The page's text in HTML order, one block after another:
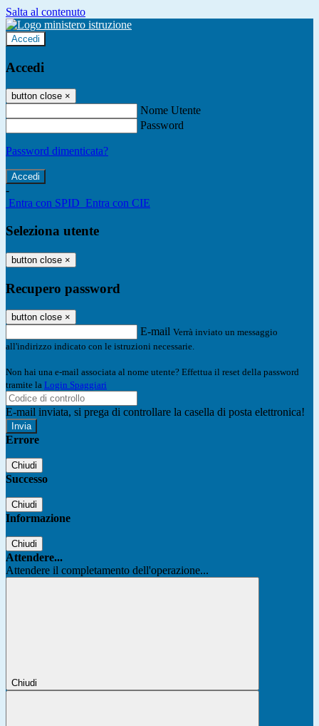
Salta al contenuto
Accedi
Accedi
button close ×
Nome Utente
Password
Password dimenticata?
-
Entra con SPID Entra con CIE
Seleziona utente
button close ×
Recupero password
button close ×
E-mail Verrà inviato un messaggio
all'indirizzo indicato con le istruzioni necessarie.
Non hai una e-mail associata al nome utente? Effettua il reset della password
tramite la Login Spaggiari
E-mail inviata, si prega di controllare la casella di posta elettronica!
Errore
Chiudi
Successo
Chiudi
Informazione
Chiudi
Attendere...
Attendere il completamento dell'operazione...
Chiudi